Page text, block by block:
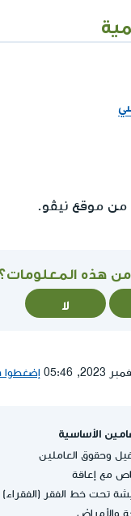
موقع نيڤو.
هذه المعلومات؟
لا
إضغطوا
الأساسية
وحقوق العاملين
مع إعاقة
تحت خط الفقر (الفقراء)
والأمراض